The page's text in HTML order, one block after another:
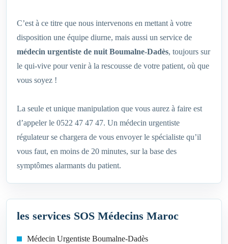
C’est à ce titre que nous intervenons en mettant à votre
disposition une équipe diurne, mais aussi un service de
médecin urgentiste de nuit Boumalne-Dadès, toujours sur
le qui-vive pour venir à la rescousse de votre patient, où que
vous soyez !
La seule et unique manipulation que vous aurez à faire est
d’appeler le 0522 47 47 47. Un médecin urgentiste
régulateur se chargera de vous envoyer le spécialiste qu’il
vous faut, en moins de 20 minutes, sur la base des
symptômes alarmants du patient.
les services SOS Médecins Maroc
Médecin Urgentiste Boumalne-Dadès